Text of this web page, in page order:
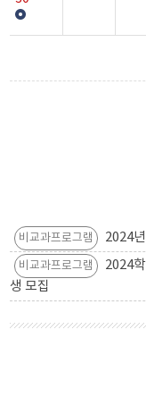
비교과프로그램 2024
비교과프로그램
2024
생 모집